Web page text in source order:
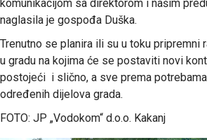
komunikacijom sa direktorom i našim
naglasila je gospođa Duška.
Trenutno se planira ili su u toku pripremni
u gradu na kojima će se postaviti novi
postojeći i slično, a sve prema
određenih dijelova grada.
FOTO: JP „Vodokom“ d.o.o. Kakanj